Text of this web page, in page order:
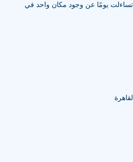
يومًا عن وجود مكان واحد في